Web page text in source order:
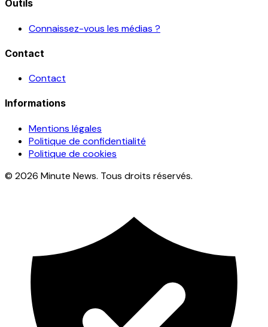
Outils
Connaissez-vous les médias ?
Contact
Contact
Informations
Mentions légales
Politique de confidentialité
Politique de cookies
© 2026 Minute News. Tous droits réservés.